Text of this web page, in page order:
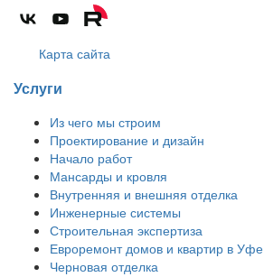
Карта сайта
Услуги
Из чего мы строим
Проектирование и дизайн
Начало работ
Мансарды и кровля
Внутренняя и внешняя отделка
Инженерные системы
Строительная экспертиза
Евроремонт домов и квартир в Уфе
Черновая отделка